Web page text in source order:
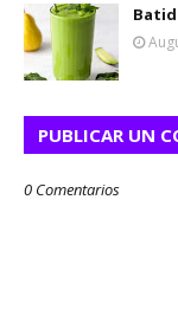
PUBLICAR UN
0 Comentarios